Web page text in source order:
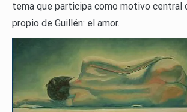
tema que participa como motivo central
propio de Guillén: el amor.